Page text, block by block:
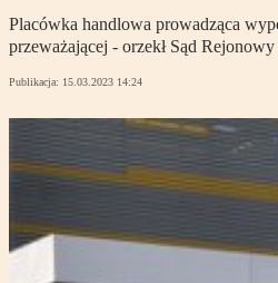
Placówka handlowa prowadząca
przeważającej - orzekł Sąd
Publikacja: 15.03.2023 14:24